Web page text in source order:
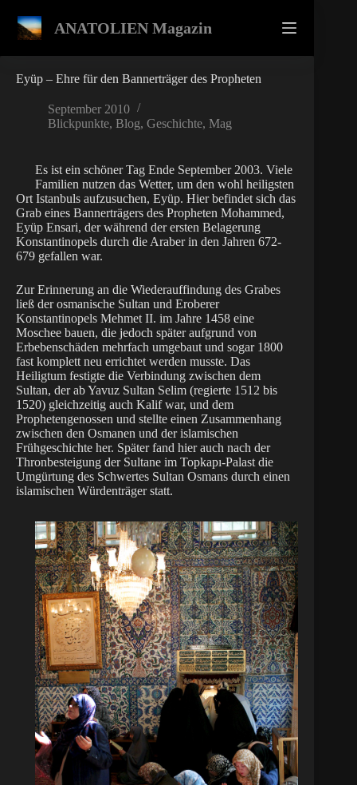
Inhalt
springen
ANATOLIEN Magazin
Eyüp – Ehre für den Bannerträger des Propheten
September 2010
Blickpunkte, Blog, Geschichte, Mag
Es ist ein schöner Tag Ende September 2003. Viele
Familien nutzen das Wetter, um den wohl heiligsten
Ort Istanbuls aufzusuchen, Eyüp. Hier befindet sich das
Grab eines Bannerträgers des Propheten Mohammed,
Eyüp Ensari, der während der ersten Belagerung
Konstantinopels durch die Araber in den Jahren 672-
679 gefallen war.
Zur Erinnerung an die Wiederauffindung des Grabes
ließ der osmanische Sultan und Eroberer
Konstantinopels Mehmet II. im Jahre 1458 eine
Moschee bauen, die jedoch später aufgrund von
Erbebenschäden mehrfach umgebaut und sogar 1800
fast komplett neu errichtet werden musste. Das
Heiligtum festigte die Verbindung zwischen dem
Sultan, der ab Yavuz Sultan Selim (regierte 1512 bis
1520) gleichzeitig auch Kalif war, und dem
Prophetengenossen und stellte einen Zusammenhang
zwischen den Osmanen und der islamischen
Frühgeschichte her. Später fand hier auch nach der
Thronbesteigung der Sultane im Topkapı-Palast die
Umgürtung des Schwertes Sultan Osmans durch einen
islamischen Würdenträger statt.